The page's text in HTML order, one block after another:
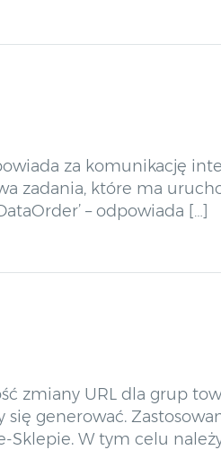
za komunikację
zadania, które ma
– odpowiada […]
zmiany URL dla grup
generować.
W tym celu